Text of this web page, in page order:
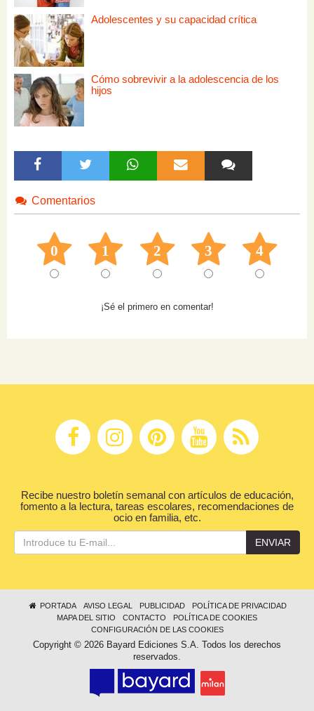
Adolescentes y su capacidad crítica
Cómo sobrevivir a la adolescencia de los
hijos
Comentarios
0 1 2 3 4
¡Sé el primero en comentar!
Recibe nuestro boletín semanal con artículos de educación,
fomento a la lectura, tareas escolares, recomendaciones de
ocio en familia, etc.
ENVIAR
PORTADA AVISO LEGAL PUBLICIDAD
POLÍTICA DE PRIVACIDAD
MAPA DEL SITIO
CONTACTO
POLÍTICA DE COOKIES
CONFIGURACIÓN DE LAS COOKIES
Copyright © 2026 Bayard Ediciones S.A. Todos los derechos
reservados.